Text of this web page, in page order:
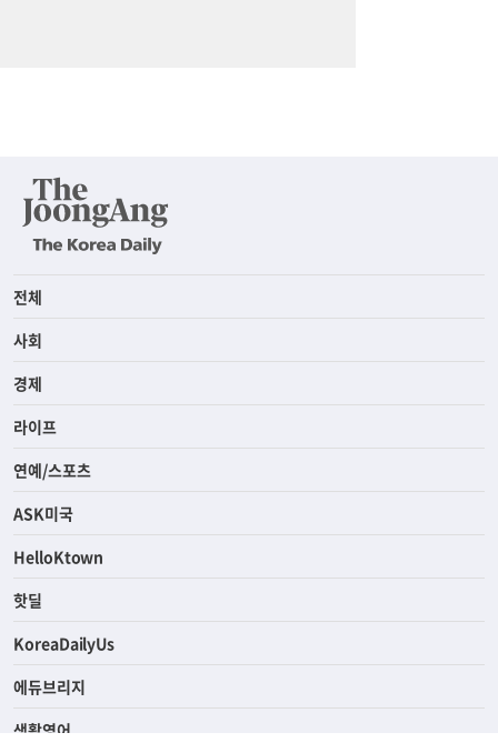
전체
사회
경제
라이프
연예/스포츠
ASK미국
HelloKtown
핫딜
KoreaDailyUs
에듀브리지